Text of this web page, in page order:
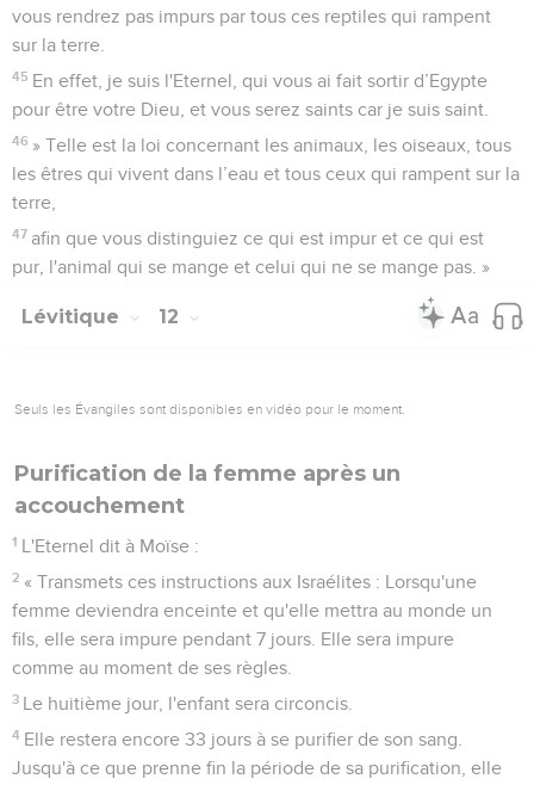
vous rendrez pas impurs par tous ces reptiles qui rampent
sur la terre.
45 En effet, je suis l'Eternel, qui vous ai fait sortir d’Egypte
pour être votre Dieu, et vous serez saints car je suis saint.
46 » Telle est la loi concernant les animaux, les oiseaux, tous
les êtres qui vivent dans l’eau et tous ceux qui rampent sur la
terre,
47 afin que vous distinguiez ce qui est impur et ce qui est
pur, l'animal qui se mange et celui qui ne se mange pas. »
Lévitique 12
Seuls les Évangiles sont disponibles en vidéo pour le moment.
Purification de la femme après un
accouchement
1 L'Eternel dit à Moïse :
2 « Transmets ces instructions aux Israélites : Lorsqu'une
femme deviendra enceinte et qu'elle mettra au monde un
fils, elle sera impure pendant 7 jours. Elle sera impure
comme au moment de ses règles.
3 Le huitième jour, l'enfant sera circoncis.
4 Elle restera encore 33 jours à se purifier de son sang.
Jusqu'à ce que prenne fin la période de sa purification, elle